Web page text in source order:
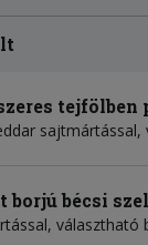
sajtmártással,
borjú bécsi
választható